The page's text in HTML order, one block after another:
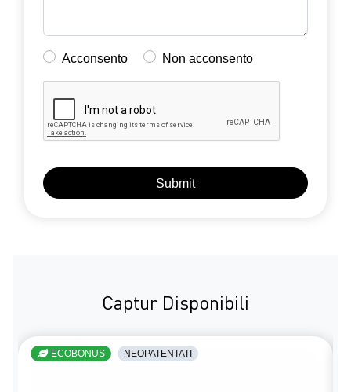
Acconsento Non acconsento
Captur Disponibili
ECOBONUS NEOPATENTATI